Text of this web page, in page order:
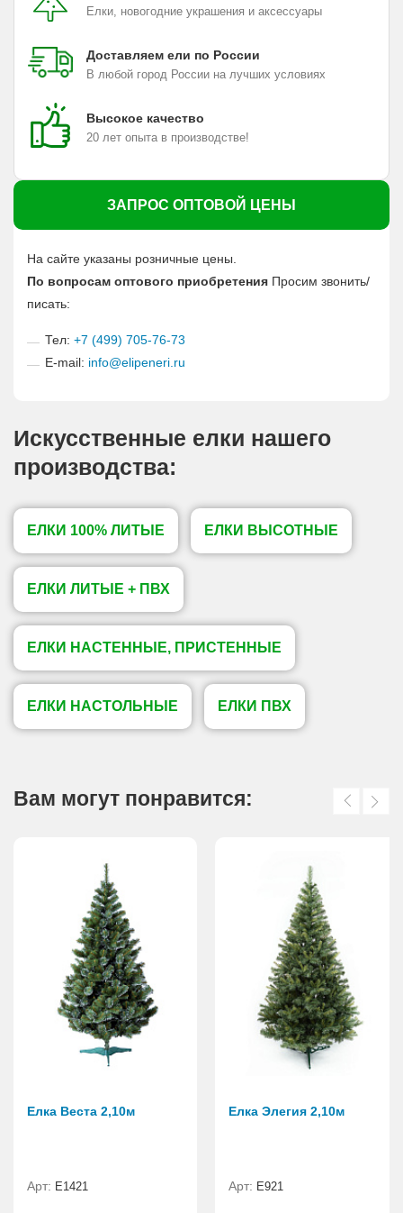
Елки, новогодние украшения и аксессуары
Доставляем ели по России
В любой город России на лучших условиях
Высокое качество
20 лет опыта в производстве!
ЗАПРОС ОПТОВОЙ ЦЕНЫ
На сайте указаны розничные цены.
По вопросам оптового приобретения Просим звонить/
писать:
Тел: +7 (499) 705-76-73
E-mail: info@elipeneri.ru
Искусственные елки нашего
производства:
ЕЛКИ 100% ЛИТЫЕ ЕЛКИ ВЫСОТНЫЕ
ЕЛКИ ЛИТЫЕ + ПВХ
ЕЛКИ НАСТЕННЫЕ, ПРИСТЕННЫЕ
ЕЛКИ НАСТОЛЬНЫЕ ЕЛКИ ПВХ
Вам могут понравится:
Елка Веста 2,10м
Арт: E1421
Елка Элегия 2,10м
Арт: E921